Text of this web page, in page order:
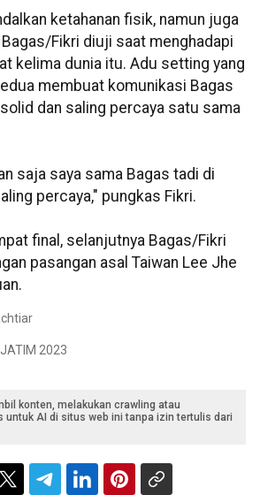
ketahanan fisik, namun juga
Fikri diuji saat menghadapi
kelima dunia itu. Adu setting yang
membuat komunikasi Bagas
dan saling percaya satu sama
saja saya sama Bagas tadi di
percaya," pungkas Fikri.
final, selanjutnya Bagas/Fikri
pasangan asal Taiwan Lee Jhe
2023
konten, melakukan crawling atau
untuk AI di situs web ini tanpa izin tertulis dari